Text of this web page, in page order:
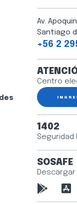
Av.
Santiago
+56 2
Centro
1402
Seguridad
SOSAFE
Descargar